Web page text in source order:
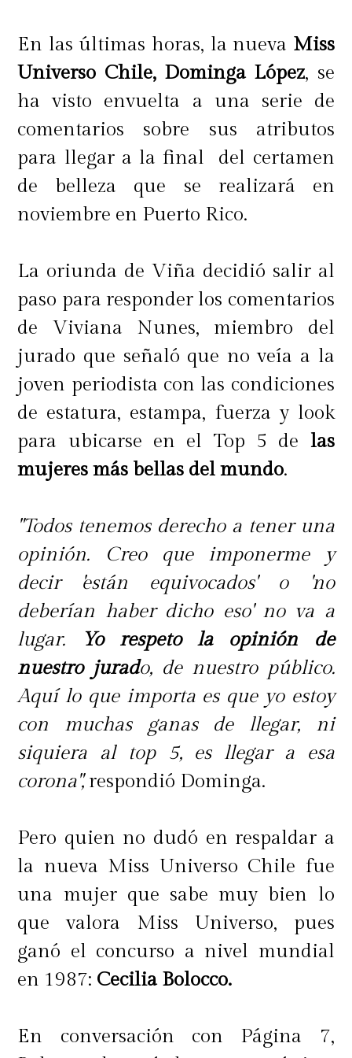
para el tratamiento de la
deshidratación en niños cuando
padecen diarrea. De acuerdo a US
Magazine contó que lo hace a
diario.
8 - Sus pantuflas para andar en casa
En las últimas horas, la nueva Miss
Universo Chile, Dominga López, se
ha visto envuelta a una serie de
comentarios sobre sus atributos
para llegar a la final del certamen
de belleza que se realizará en
noviembre en Puerto Rico.
La oriunda de Viña decidió salir al
paso para responder los comentarios
de Viviana Nunes, miembro del
jurado que señaló que no veía a la
joven periodista con las condiciones
de estatura, estampa, fuerza y look
para ubicarse en el Top 5 de las
mujeres más bellas del mundo.
"Todos tenemos derecho a tener una
opinión. Creo que imponerme y
decir 'están equivocados' o 'no
deberían haber dicho eso' no va a
lugar.
Yo respeto la opinión de
nuestro jurado, de nuestro público.
Aquí lo que importa es que yo estoy
con muchas ganas de llegar, ni
siquiera al top 5, es llegar a esa
corona",respondió Dominga.
Pero quien no dudó en respaldar a
la nueva Miss Universo Chile fue
una mujer que sabe muy bien lo
que valora Miss Universo, pues
ganó el concurso a nivel mundial
en 1987: Cecilia Bolocco.
En conversación con Página 7,